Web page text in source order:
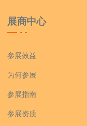
展商中心
参展效益
为何参展
参展指南
参展资质